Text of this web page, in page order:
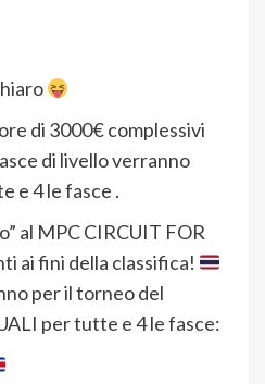
di 3000€ complessivi
di livello verranno
e 4 le fasce .
al MPC CIRCUIT FOR
ai fini della classifica!
per il torneo del
per tutte e 4 le fasce: